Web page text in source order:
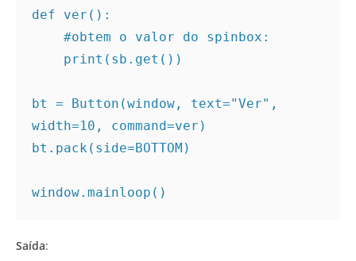
def ver():
#obtem o valor do spinbox:
bt = Button(window, text="Ver",
width=10, command=ver)
bt.pack(side=BOTTOM)
window.mainloop()
Saída: